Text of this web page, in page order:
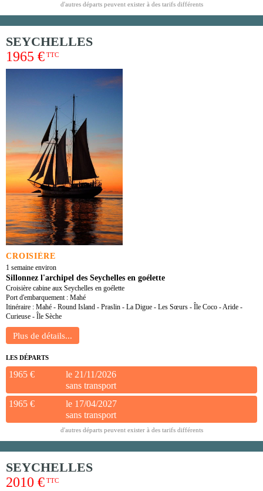
d'autres départs peuvent exister à des tarifs différents
SEYCHELLES
1965 € TTC
CROISIÈRE
1 semaine environ
Sillonnez l'archipel des Seychelles en goélette
Croisière cabine aux Seychelles en goélette
Port d'embarquement : Mahé
Itinéraire : Mahé - Round Island - Praslin - La Digue - Les Sœurs - Île Coco - Aride -
Curieuse - Île Sèche
LES DÉPARTS
1965 €
le 21/11/2026
sans transport
1965 €
le 17/04/2027
sans transport
d'autres départs peuvent exister à des tarifs différents
SEYCHELLES
2010 € TTC